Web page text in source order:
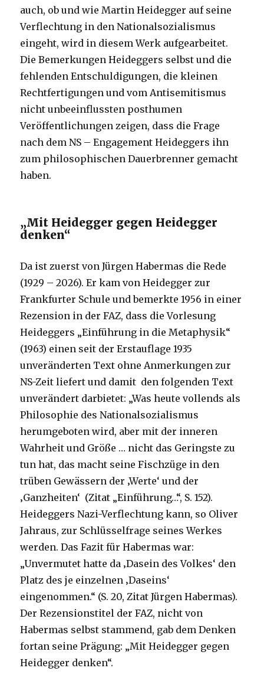
auch, ob und wie Martin Heidegger auf seine
Verflechtung in den Nationalsozialismus
eingeht, wird in diesem Werk aufgearbeitet.
Die Bemerkungen Heideggers selbst und die
fehlenden Entschuldigungen, die kleinen
Rechtfertigungen und vom Antisemitismus
nicht unbeeinflussten posthumen
Veröffentlichungen zeigen, dass die Frage
nach dem NS – Engagement Heideggers ihn
zum philosophischen Dauerbrenner gemacht
haben.
„Mit Heidegger gegen Heidegger
denken“
Da ist zuerst von Jürgen Habermas die Rede
(1929 – 2026). Er kam von Heidegger zur
Frankfurter Schule und bemerkte 1956 in einer
Rezension in der FAZ, dass die Vorlesung
Heideggers „Einführung in die Metaphysik“
(1963) einen seit der Erstauflage 1935
unveränderten Text ohne Anmerkungen zur
NS-Zeit liefert und damit den folgenden Text
unverändert darbietet: „Was heute vollends als
Philosophie des Nationalsozialismus
herumgeboten wird, aber mit der inneren
Wahrheit und Größe … nicht das Geringste zu
tun hat, das macht seine Fischzüge in den
trüben Gewässern der ‚Werte‘ und der
‚Ganzheiten‘ (Zitat „Einführung…“, S. 152).
Heideggers Nazi-Verflechtung kann, so Oliver
Jahraus, zur Schlüsselfrage seines Werkes
werden. Das Fazit für Habermas war:
„Unvermutet hatte da ‚Dasein des Volkes‘ den
Platz des je einzelnen ‚Daseins‘
eingenommen.“ (S. 20, Zitat Jürgen Habermas).
Der Rezensionstitel der FAZ, nicht von
Habermas selbst stammend, gab dem Denken
fortan seine Prägung: „Mit Heidegger gegen
Heidegger denken“.